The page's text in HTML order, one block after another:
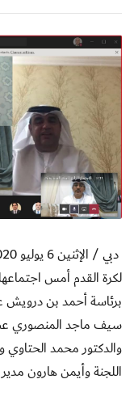
دبي / الإثنين 6 يوليو 2020 :
لكرة القدم أمس
برئاسة أحمد بن درويش
سيف ماجد المنصوري
والدكتور محمد
اللجنة وأيمن هارون